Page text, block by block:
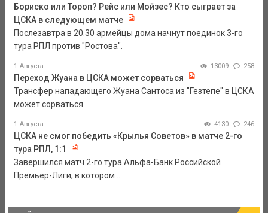
Бориско или Тороп? Рейс или Мойзес? Кто сыграет за
ЦСКА в следующем матче
Послезавтра в 20.30 армейцы дома начнут поединок 3-го
тура РПЛ против "Ростова".
1 Августа 13009 258
Переход Жуана в ЦСКА может сорваться
Трансфер нападающего Жуана Сантоса из "Гезтепе" в ЦСКА
может сорваться.
1 Августа 4130 246
ЦСКА не смог победить «Крылья Советов» в матче 2-го
тура РПЛ, 1:1
Завершился матч 2-го тура Альфа-Банк Российской
Премьер-Лиги, в котором ...